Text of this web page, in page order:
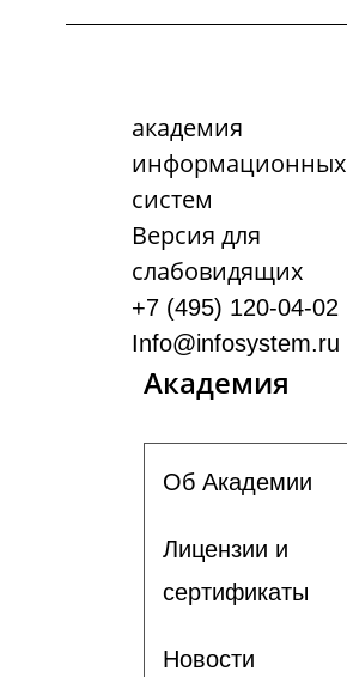
академия
информационных
систем
Версия для
слабовидящих
+7 (495) 120-04-02
Info@infosystem.ru
Академия
Об Академии
Лицензии и
сертификаты
Новости